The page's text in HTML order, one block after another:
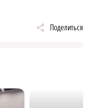
Поделиться